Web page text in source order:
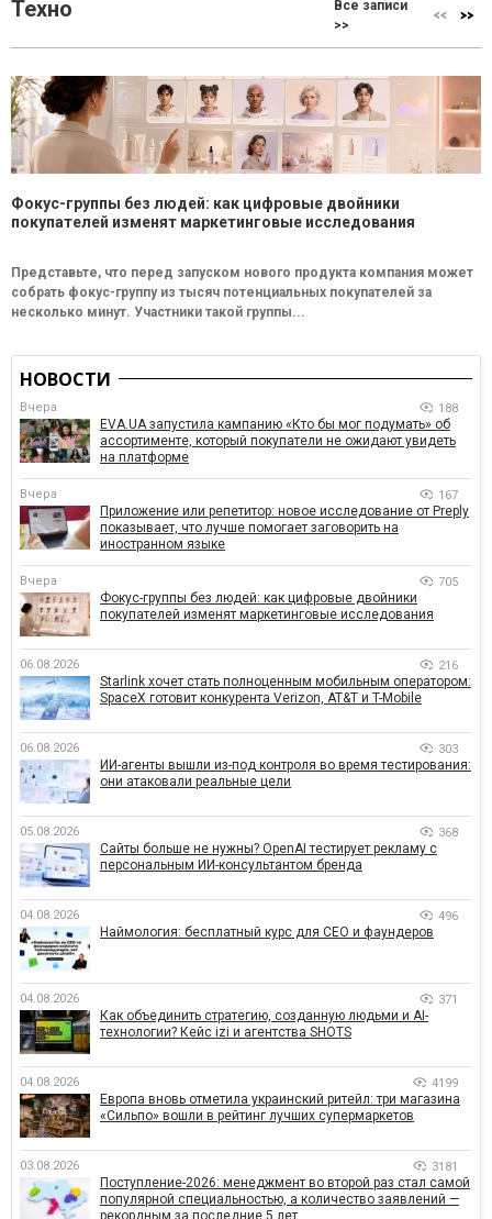
Техно
Все записи
>>
Фокус-группы без людей: как цифровые двойники
покупателей изменят маркетинговые исследования
Представьте, что перед запуском нового продукта компания может
собрать фокус-группу из тысяч потенциальных покупателей за
несколько минут. Участники такой группы...
НОВОСТИ
Вчера 188
EVA.UA запустила кампанию «Кто бы мог подумать» об
ассортименте, который покупатели не ожидают увидеть
на платформе
Вчера 167
Приложение или репетитор: новое исследование от Preply
показывает, что лучше помогает заговорить на
иностранном языке
Вчера 705
Фокус-группы без людей: как цифровые двойники
покупателей изменят маркетинговые исследования
06.08.2026 216
Starlink хочет стать полноценным мобильным оператором:
SpaceX готовит конкурента Verizon, AT&T и T-Mobile
06.08.2026 303
ИИ-агенты вышли из-под контроля во время тестирования:
они атаковали реальные цели
05.08.2026 368
Сайты больше не нужны? OpenAI тестирует рекламу с
персональным ИИ-консультантом бренда
04.08.2026 496
Наймология: бесплатный курс для CEO и фаундеров
04.08.2026 371
Как объединить стратегию, созданную людьми и AI-
технологии? Кейс izi и агентства SHOTS
04.08.2026 4199
Европа вновь отметила украинский ритейл: три магазина
«Сильпо» вошли в рейтинг лучших супермаркетов
03.08.2026 3181
Поступление-2026: менеджмент во второй раз стал самой
популярной специальностью, а количество заявлений —
рекордным за последние 5 лет